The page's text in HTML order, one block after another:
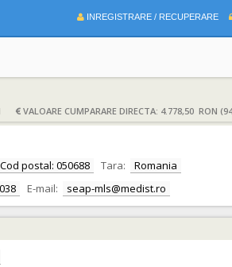
INREGISTRARE / RECUPERARE
VALOARE CUMPARARE DIRECTA: 4.778,50 RON
postal: 050688 Tara:
Romania
E-mail: seap-mls@medist.ro